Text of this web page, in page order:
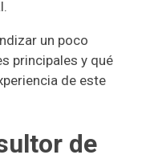
un poco
principales y qué
de este
de